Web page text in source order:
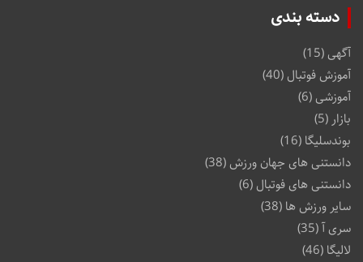
دسته بندی
آگهی(15)
آموزش فوتبال (40)
آموزشی(6)
بازار (5)
بوندسلیگا (16)
دانستنی های جهان ورزش(38)
دانستنی های فوتبال (6)
سایر ورزش ها (38)
سری آ(35)
لالیگا (46)